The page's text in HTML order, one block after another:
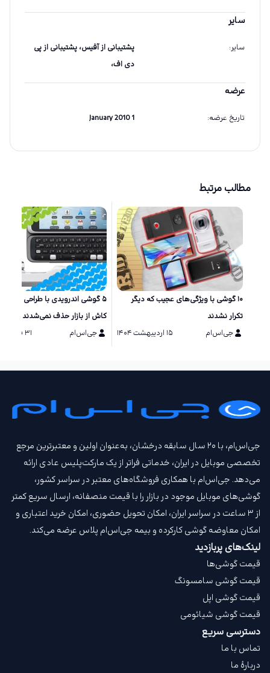
سایر
سایر:
پشتیبانی از آفیس، پشتیبانی از پی
دی اف،
عرضه
تاریخ عرضه:
1 January 2010
مطالب مرتبط
۱۰ گوشی‌ با ویژگی‌های عجیب که دیگر
تکرار نشدند
جی‌اس‌ام
۱۵ اردیبهشت ۱۴۰۴
۵ گوشی اندرویدی با طراحی خاص
کاش از بازار حذف نمی‌شدند
جی‌اس‌ام
۳۱ فروردین ۱۴۰۴
جی‌اس‌ام، با ۲۰ سال سابقه درخشان، به‌عنوان اولین و معتبرترین مرجع
تخصصی موبایل در ایران، خدماتی فراتر از یک مارکت‌پلیس عادی ارائه
می‌دهد. جی‌اس‌ام با همکاری فروشگاه‌های معتبر در سراسر کشور،
گوشی‌های موبایل موجود در بازار را با قیمت‌ منصفانه، ارسال سریع کمتر
از ۳ ساعت در سراسر ایران، امکان تحویل حضوری، امکان خرید اعتباری و
امکان معاوضه گوشی کارکرده و بیمه جی‌اس‌ام‌ پلاس عرضه می‌کند.
لینک‌های پربازدید
قیمت گوشی‌ها
قیمت گوشی سامسونگ
قیمت گوشی اپل
قیمت گوشی شیائومی
دسترسی سریع
تماس با ما
دربارهٔ ما